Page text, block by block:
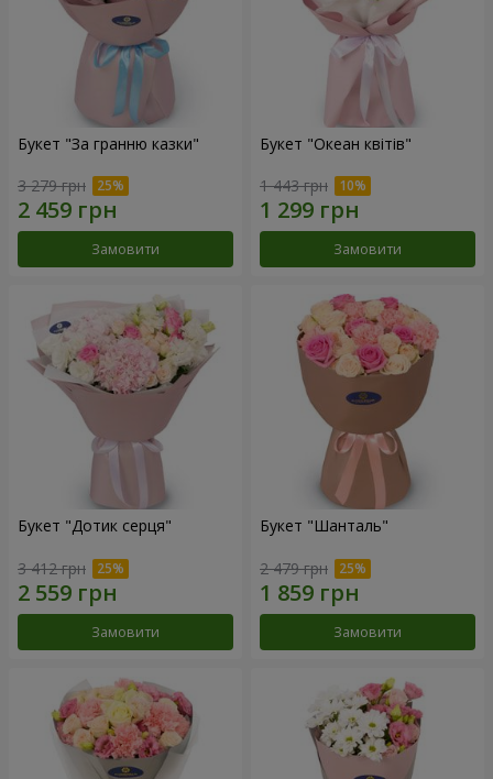
Букет "За гранню казки"
3 279 грн
Замовити
Букет "Океан квітів"
1 443 грн
Замовити
Букет "Дотик серця"
3 412 грн
Замовити
Букет "Шанталь"
2 479 грн
Замовити